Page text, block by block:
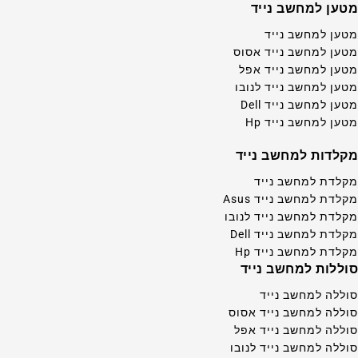
מטען למחשב נייד
מטען למחשב נייד
מטען למחשב נייד אסוס
מטען למחשב נייד אפל
מטען למחשב נייד לנובו
מטען למחשב נייד Dell
מטען למחשב נייד Hp
מקלדות למחשב נייד
מקלדת למחשב נייד
מקלדת למחשב נייד Asus
מקלדת למחשב נייד לנובו
מקלדת למחשב נייד Dell
מקלדת למחשב נייד Hp
סוללות למחשב נייד
סוללה למחשב נייד
סוללה למחשב נייד אסוס
סוללה למחשב נייד אפל
סוללה למחשב נייד לנובו